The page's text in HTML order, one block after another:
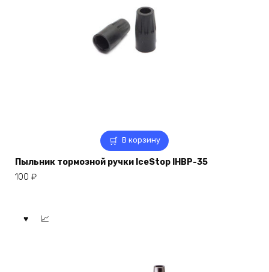
В корзину
Пыльник тормозной ручки IceStop IHBP-35
100 ₽